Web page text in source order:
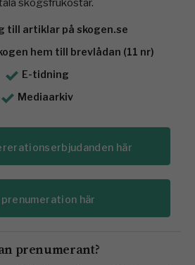
skogsfrukostar.
till artiklar på skogen.se
hem till brevlådan (11 nr)
E-tidning
Mediaarkiv
här
prenumeration här
prenumerant?